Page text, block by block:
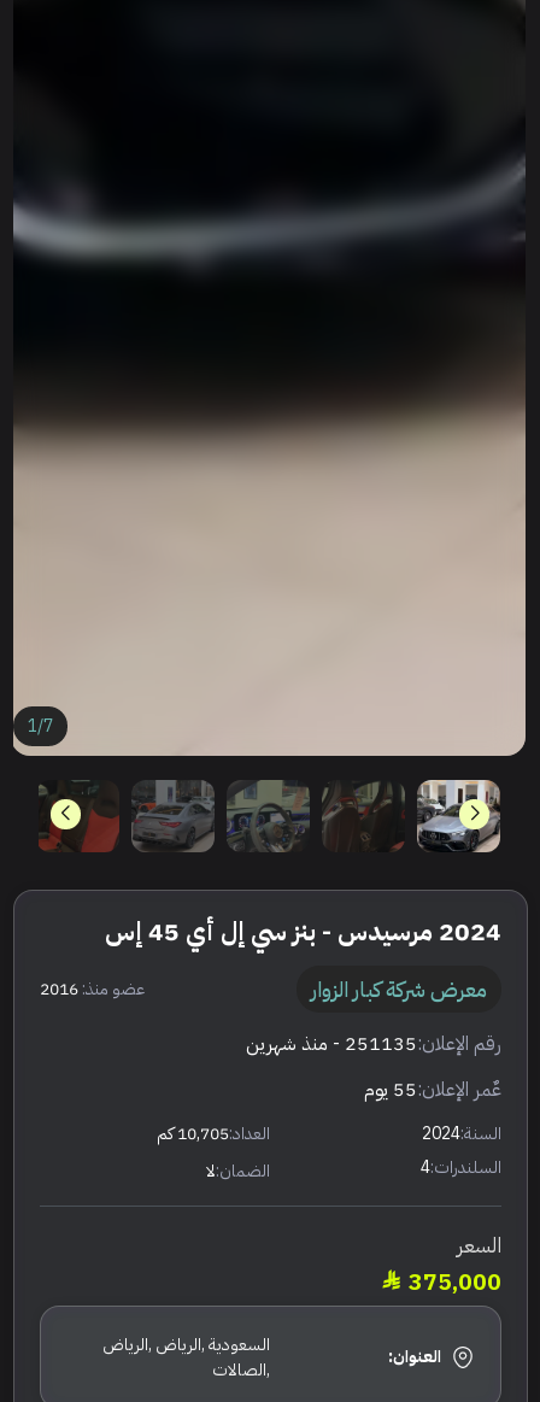
1/7
2024 مرسيدس - بنز سي إل أي 45 إس
معرض شركة كبار الزوار عضو منذ:2016
رقم الإعلان:251135 - منذ شهرين
عٌمر الإعلان:55 يوم
السنة:2024 العداد:10,705 كم
السلندرات:4 الضمان:لا
السعر
375,000
العنوان:
السعودية ,الرياض ,الرياض
,الصالات